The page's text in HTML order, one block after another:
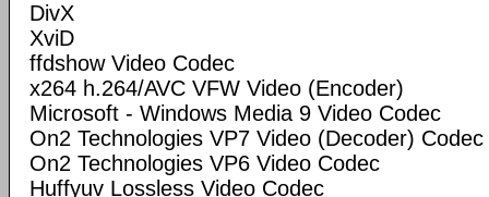
DivX
XviD
ffdshow Video Codec
x264 h.264/AVC VFW Video (Encoder)
Microsoft - Windows Media 9 Video Codec
On2 Technologies VP7 Video (Decoder) Codec
On2 Technologies VP6 Video Codec
Huffyuv Lossless Video Codec